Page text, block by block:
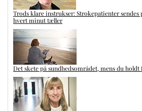
Trods klare instrukser: Strokepatienter sendes
hvert minut tæller
Det skete på sundhedsområdet, mens du holdt